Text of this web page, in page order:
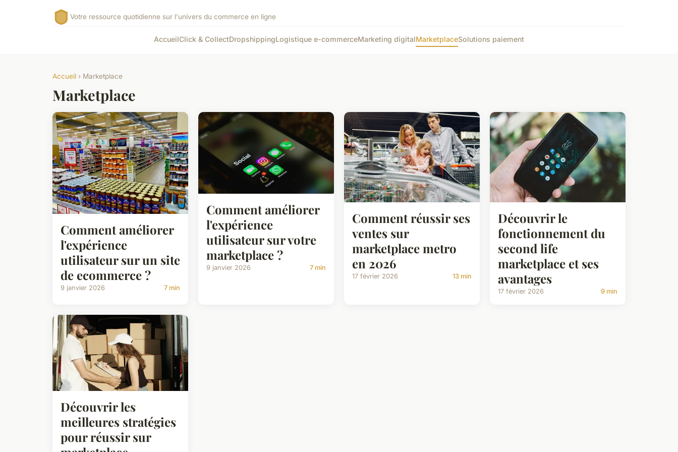
Votre ressource quotidienne sur l'univers du commerce en ligne
AccueilClick & CollectDropshippingLogistique e-commerceMarketing digitalMarketplaceSolutions paiement
Accueil › Marketplace
Marketplace
Comment améliorer
l'expérience
utilisateur sur un site
de ecommerce ?
9 janvier 2026 7 min
Comment améliorer
l'expérience
utilisateur sur votre
marketplace ?
9 janvier 2026 7 min
Comment réussir ses
ventes sur
marketplace metro
en 2026
17 février 2026 13 min
Découvrir le
fonctionnement du
second life
marketplace et ses
avantages
17 février 2026 9 min
Découvrir les
meilleures stratégies
pour réussir sur